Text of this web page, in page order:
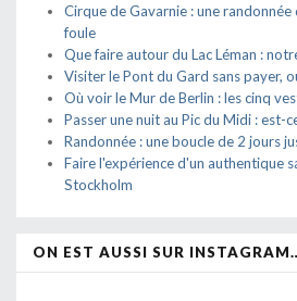
Cirque de Gavarnie : une randonnée
foule
Que faire autour du Lac Léman :
Visiter le Pont du Gard sans payer,
Où voir le Mur de Berlin : les cinq
Passer une nuit au Pic du Midi : est-
Randonnée : une boucle de 2 jours
Faire l'expérience d'un authentique
Stockholm
ON EST AUSSI SUR